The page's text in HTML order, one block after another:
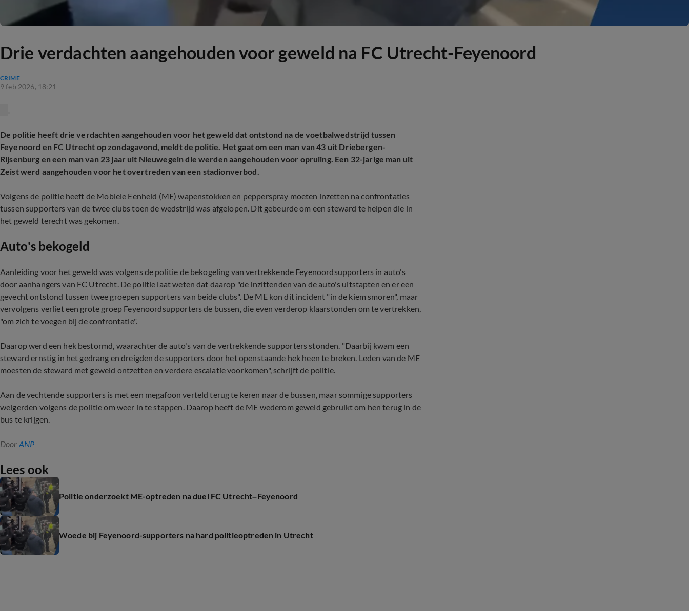
Drie verdachten aangehouden voor geweld na FC Utrecht-Feyenoord
CRIME
9 feb 2026, 18:21
De politie heeft drie verdachten aangehouden voor het geweld dat ontstond na de voetbalwedstrijd tussen
Feyenoord en FC Utrecht op zondagavond, meldt de politie. Het gaat om een man van 43 uit Driebergen-
Rijsenburg en een man van 23 jaar uit Nieuwegein die werden aangehouden voor opruiing. Een 32-jarige man uit
Zeist werd aangehouden voor het overtreden van een stadionverbod.
Volgens de politie heeft de Mobiele Eenheid (ME) wapenstokken en pepperspray moeten inzetten na confrontaties
tussen supporters van de twee clubs toen de wedstrijd was afgelopen. Dit gebeurde om een steward te helpen die in
het geweld terecht was gekomen.
Auto's bekogeld
Aanleiding voor het geweld was volgens de politie de bekogeling van vertrekkende Feyenoordsupporters in auto's
door aanhangers van FC Utrecht. De politie laat weten dat daarop "de inzittenden van de auto's uitstapten en er een
gevecht ontstond tussen twee groepen supporters van beide clubs". De ME kon dit incident "in de kiem smoren", maar
vervolgens verliet een grote groep Feyenoordsupporters de bussen, die even verderop klaarstonden om te vertrekken,
"om zich te voegen bij de confrontatie".
Daarop werd een hek bestormd, waarachter de auto's van de vertrekkende supporters stonden. "Daarbij kwam een
steward ernstig in het gedrang en dreigden de supporters door het openstaande hek heen te breken. Leden van de ME
moesten de steward met geweld ontzetten en verdere escalatie voorkomen", schrijft de politie.
Aan de vechtende supporters is met een megafoon verteld terug te keren naar de bussen, maar sommige supporters
weigerden volgens de politie om weer in te stappen. Daarop heeft de ME wederom geweld gebruikt om hen terug in de
bus te krijgen.
Door ANP
Lees ook
Politie onderzoekt ME-optreden na duel FC Utrecht–Feyenoord
Woede bij Feyenoord-supporters na hard politieoptreden in Utrecht